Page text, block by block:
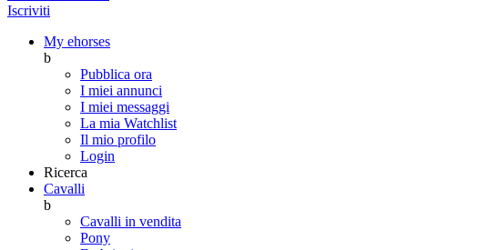
Iscriviti
My ehorses
b
Pubblica ora
I miei annunci
I miei messaggi
La mia Watchlist
Il mio profilo
Login
Ricerca
Cavalli
b
Cavalli in vendita
Pony